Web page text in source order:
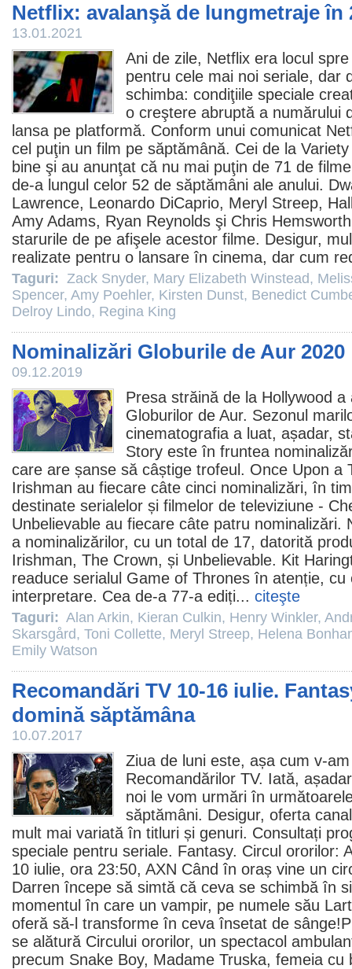
Netflix: avalanşă de lungmetraje în
13.01.2021
Ani de zile, Netflix era locul
pentru cele mai noi seriale, dar
schimba: condiţiile speciale
o creştere abruptă a numărului
lansa pe platformă. Conform unui comunicat
cel puţin un film pe săptămână. Cei de la
bine şi au anunţat că nu mai puţin de 71 de filme
de-a lungul celor 52 de săptămâni ale anului.
Lawrence, Leonardo DiCaprio, Meryl Streep,
Amy Adams, Ryan Reynolds şi Chris Hemsworth
starurile de pe afişele acestor filme. Desigur,
realizate pentru o lansare în cinema, dar cum
Taguri: Zack Snyder, Mary Elizabeth Winstead,
Spencer, Amy Poehler, Kirsten Dunst, Benedict
Delroy Lindo, Regina King
Nominalizări Globurile de Aur 2020
09.12.2019
Presa străină de la Hollywood
Globurilor de Aur. Sezonul
cinematografia a luat, așadar,
Story este în fruntea
care are șanse să câștige trofeul. Once Upon a
Irishman au fiecare câte cinci nominalizări, în
destinate serialelor și filmelor de televiziune -
Unbelievable au fiecare câte patru nominalizări.
a nominalizărilor, cu un total de 17, datorită
Irishman, The Crown, și Unbelievable. Kit
readuce serialul Game of Thrones în atenție, cu
interpretare. Cea de-a 77-a ediți... citeşte
Taguri: Alan Arkin, Kieran Culkin, Henry Winkler,
Skarsgård, Toni Collette, Meryl Streep, Helena
Emily Watson
Recomandări TV 10-16 iulie.
domină săptămâna
10.07.2017
Ziua de luni este, așa cum v-
Recomandărilor TV. Iată,
noi le vom urmări în
săptămâni. Desigur, oferta
mult mai variată în titluri și genuri. Consultați
speciale pentru seriale. Fantasy. Circul ororilor:
10 iulie, ora 23:50, AXN Când în oraș vine un
Darren începe să simtă că ceva se schimbă în
momentul în care un vampir, pe numele său
oferă să-l transforme în ceva însetat de
se alătură Circului ororilor, un spectacol
precum Snake Boy, Madame Truska, femeia